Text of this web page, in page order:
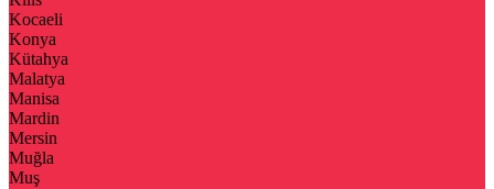
Kocaeli
Konya
Kütahya
Malatya
Manisa
Mardin
Mersin
Muğla
Muş